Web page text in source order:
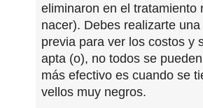
eliminaron en el tratamiento
nacer). Debes realizarte
previa para ver los costos y
apta (o), no todos se
más efectivo es cuando se
vellos muy negros.